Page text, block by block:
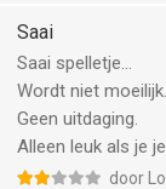
Saai
Saai spelletje...
Wordt niet
Geen uitdaging.
Alleen leuk als je
door